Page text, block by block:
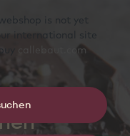
is not yet
international site
callebaut.com